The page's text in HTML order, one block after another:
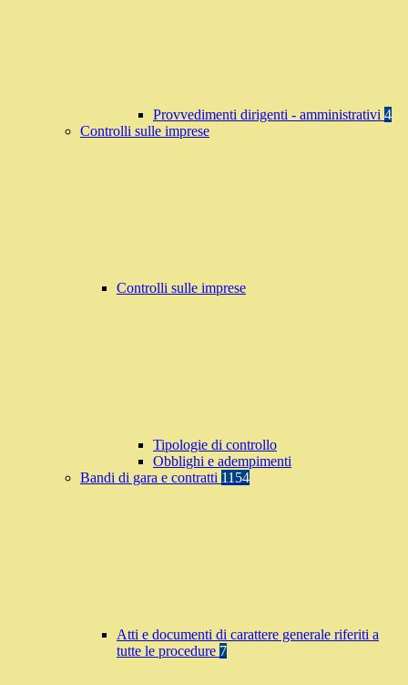
Provvedimenti dirigenti - amministrativi 4
Controlli sulle imprese
Controlli sulle imprese
Tipologie di controllo
Obblighi e adempimenti
Bandi di gara e contratti 1154
Atti e documenti di carattere generale riferiti a
tutte le procedure 7